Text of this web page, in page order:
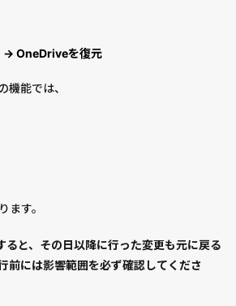
→ OneDriveを復元
能では、
ます。
と、その日以降に行った変更も元に戻る
前には影響範囲を必ず確認してくださ